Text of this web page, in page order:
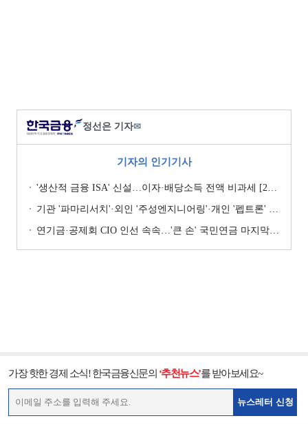
정선은 기자✉
기자의 인기기사
'생산적 금융 ISA' 신설…이자·배당소득 전액 비과세 [2026 세제개편안]
기관 '파마리서치'·외인 '주성엔지니어링'·개인 '펩트론' 1위 [주간 코스닥 순매수- 2026년 7월27일~7월31일]
연기금·공제회 CIO 인선 속속…'큰 손' 국민연금 마지막 타자
가장 핫한 경제 소식! 한국금융신문의 ‘추천뉴스’를 받아보세요~
뉴스레터 신청